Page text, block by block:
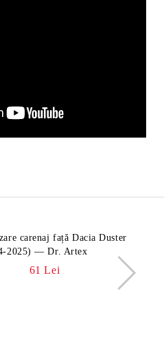
carenaj față Dacia Duster
2025) — Dr. Artex
61 Lei